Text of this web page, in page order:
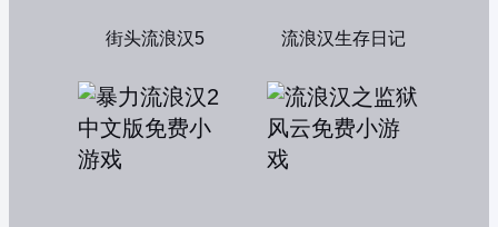
街头流浪汉5 流浪汉生存日记